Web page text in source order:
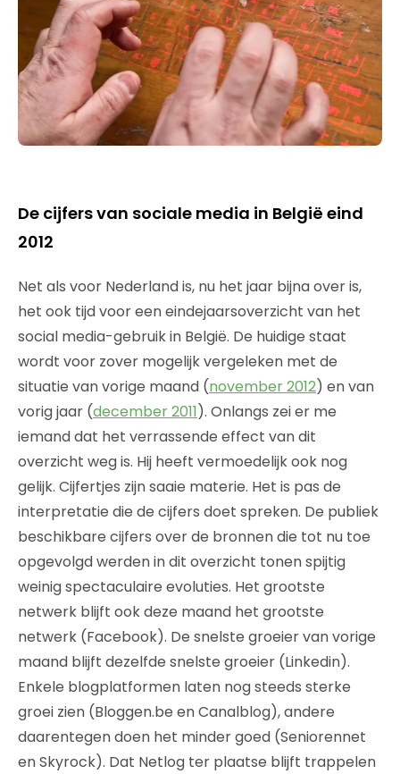
De cijfers van sociale media in België eind
2012
Net als voor Nederland is, nu het jaar bijna over is,
het ook tijd voor een eindejaarsoverzicht van het
social media-gebruik in België. De huidige staat
wordt voor zover mogelijk vergeleken met de
situatie van vorige maand (november 2012) en van
vorig jaar (december 2011). Onlangs zei er me
iemand dat het verrassende effect van dit
overzicht weg is. Hij heeft vermoedelijk ook nog
gelijk. Cijfertjes zijn saaie materie. Het is pas de
interpretatie die de cijfers doet spreken. De publiek
beschikbare cijfers over de bronnen die tot nu toe
opgevolgd werden in dit overzicht tonen spijtig
weinig spectaculaire evoluties. Het grootste
netwerk blijft ook deze maand het grootste
netwerk (Facebook). De snelste groeier van vorige
maand blijft dezelfde snelste groeier (Linkedin).
Enkele blogplatformen laten nog steeds sterke
groei zien (Bloggen.be en Canalblog), andere
daarentegen doen het minder goed (Seniorennet
en Skyrock). Dat Netlog ter plaatse blijft trappelen